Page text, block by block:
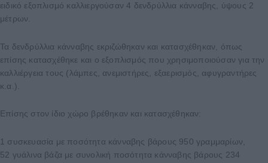
ειδικό εξοπλισμό καλλιεργούσαν 4 δενδρύλλια κάνναβης, ύψους 2
μέτρων.
Τα δενδρύλλια κάνναβης εκριζώθηκαν και κατασχέθηκαν, όπως
επίσης κατασχέθηκε και ο εξοπλισμός που χρησιμοποιούσαν για την
καλλιέργεια τους (λάμπες, ανεμιστήρες, εξαερισμός, αφυγραντήρες
κ.α.).
Επίσης στον ίδιο χώρο βρέθηκαν και κατασχέθηκαν:
1 συσκευασία με ποσότητα κάνναβης βάρους 950 γραμμαρίων,
52 γυάλινα βάζα με συνολική ποσότητα κάνναβης βάρους 234